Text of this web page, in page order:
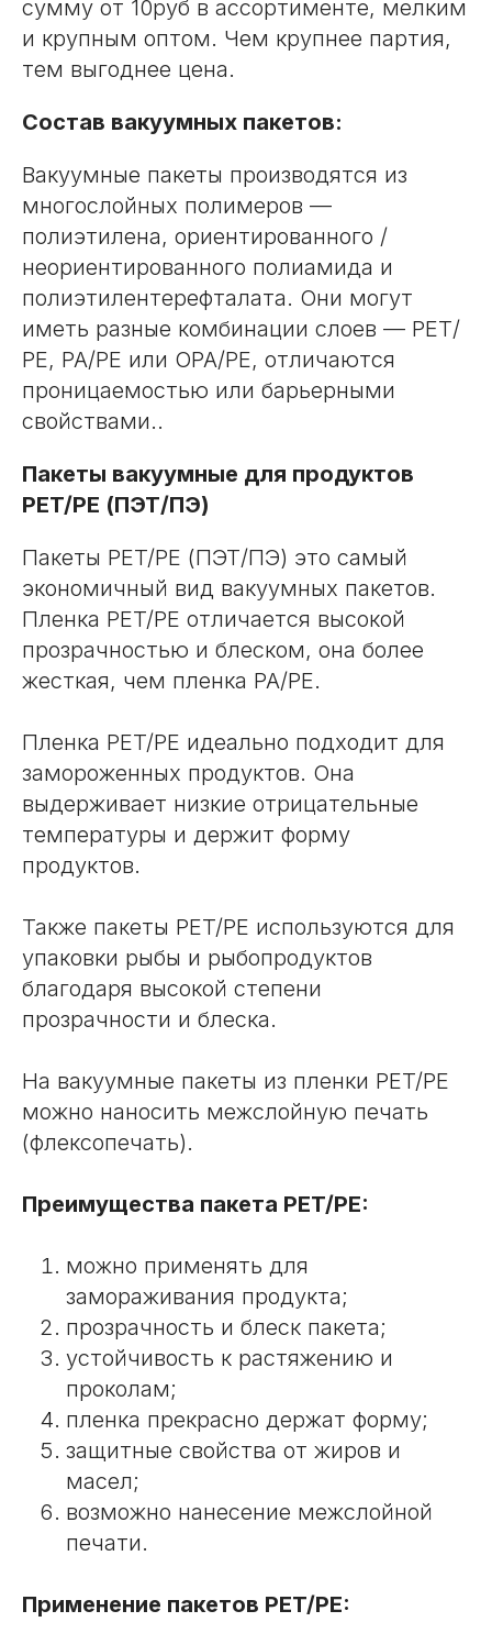
сумму от 10руб в ассортименте, мелким
и крупным оптом. Чем крупнее партия,
тем выгоднее цена.
Состав вакуумных пакетов:
Вакуумные пакеты производятся из
многослойных полимеров —
полиэтилена, ориентированного /
неориентированного полиамида и
полиэтилентерефталата. Они могут
иметь разные комбинации слоев — РЕТ/
РЕ, РА/РЕ или ОРА/РЕ, отличаются
проницаемостью или барьерными
свойствами..
Пакеты вакуумные для продуктов
PET/PE (ПЭТ/ПЭ)
Пакеты PET/PE (ПЭТ/ПЭ) это самый
экономичный вид вакуумных пакетов.
Пленка PET/PE отличается высокой
прозрачностью и блеском, она более
жесткая, чем пленка PA/PE.
Пленка PET/PE идеально подходит для
замороженных продуктов. Она
выдерживает низкие отрицательные
температуры и держит форму
продуктов.
Также пакеты PET/PE используются для
упаковки рыбы и рыбопродуктов
благодаря высокой степени
прозрачности и блеска.
На вакуумные пакеты из пленки PET/PE
можно наносить межслойную печать
(флексопечать).
Преимущества пакета PET/PE:
можно применять для
замораживания продукта;
прозрачность и блеск пакета;
устойчивость к растяжению и
проколам;
пленка прекрасно держат форму;
защитные свойства от жиров и
масел;
возможно нанесение межслойной
печати.
Применение пакетов PET/PE: